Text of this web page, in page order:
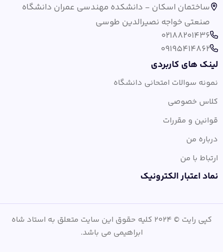
ساختمان اسکان - دانشکده مهندسی عمران دانشگاه
صنعتی خواجه نصیرالدین طوسی
02188201436
09195414862
لینک های کاربردی
نمونه سوالات امتحانی دانشگاه
کلاس خصوصی
قوانین و مقررات
درباره من
ارتباط با من
نماد اعتبار الکترونیک
کپی رایت © 2024 کلیه حقوق این سایت متعلق به استاد شاه
ابراهیمی می باشد.